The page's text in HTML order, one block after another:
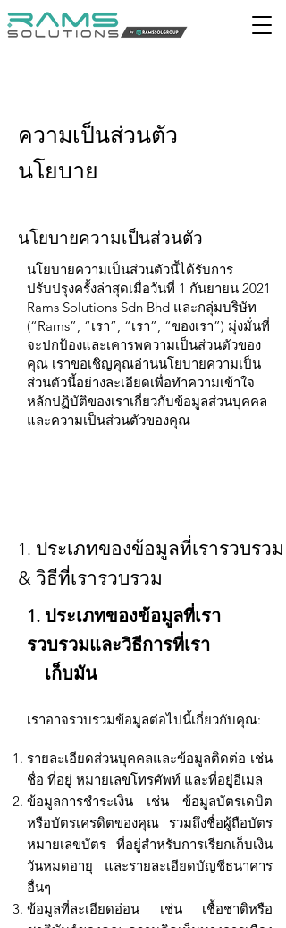
ความเป็นส่วนตัว
นโยบาย
นโยบายความเป็นส่วนตัว
นโยบายความเป็นส่วนตัวนี้ได้รับการ
ปรับปรุงครั้งล่าสุดเมื่อวันที่ 1 กันยายน 2021
Rams Solutions Sdn Bhd และกลุ่มบริษัท
(“Rams”, “เรา”, “เรา”, “ของเรา”) มุ่งมั่นที่
จะปกป้องและเคารพความเป็นส่วนตัวของ
คุณ เราขอเชิญคุณอ่านนโยบายความเป็น
ส่วนตัวนี้อย่างละเอียดเพื่อทำความเข้าใจ
หลักปฏิบัติของเราเกี่ยวกับข้อมูลส่วนบุคคล
และความเป็นส่วนตัวของคุณ
1. ประเภทของข้อมูลที่เรารวบรวม
& วิธีที่เรารวบรวม
1. ประเภทของข้อมูลที่เรา
รวบรวมและวิธีการที่เรา
เก็บมัน
เราอาจรวบรวมข้อมูลต่อไปนี้เกี่ยวกับคุณ:
รายละเอียดส่วนบุคคลและข้อมูลติดต่อ เช่น
ชื่อ ที่อยู่ หมายเลขโทรศัพท์ และที่อยู่อีเมล
ข้อมูลการชำระเงิน เช่น ข้อมูลบัตรเดบิต
หรือบัตรเครดิตของคุณ รวมถึงชื่อผู้ถือบัตร
หมายเลขบัตร ที่อยู่สำหรับการเรียกเก็บเงิน
วันหมดอายุ และรายละเอียดบัญชีธนาคาร
อื่นๆ
ข้อมูลที่ละเอียดอ่อน เช่น เชื้อชาติหรือ